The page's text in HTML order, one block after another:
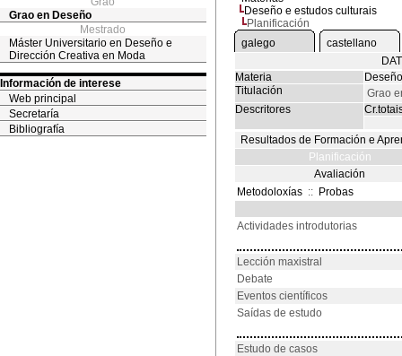
Grao en Deseño
Mestrado
Máster Universitario en Deseño e
Dirección Creativa en Moda
Información de interese
Web principal
Secretaría
Bibliografía
Deseño e estudos culturais
Planificación
galego
castellano
Materia
Titulación
Grao
Descritores
Resultados de Formación e
Planificación
Avaliación
Metodoloxías :: Probas
Actividades introdutorias
Lección maxistral
Debate
Eventos científicos
Saídas de estudo
Estudo de casos